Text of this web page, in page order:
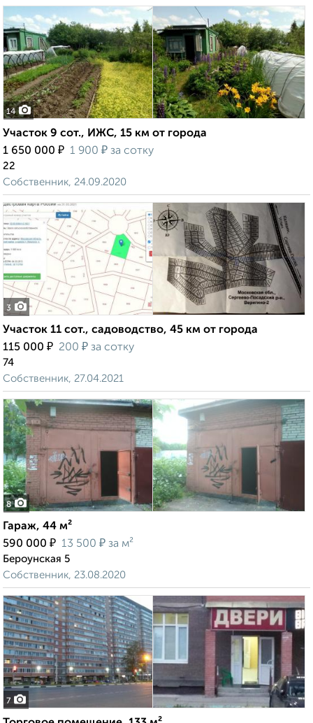
14
Участок 9 сот., ИЖС, 15 км от города
1 650 000 ₽ 1 900 ₽ за сотку
22
Собственник, 24.09.2020
3
Участок 11 сот., садоводство, 45 км от города
115 000 ₽ 200 ₽ за сотку
74
Собственник, 27.04.2021
8
Гараж, 44 м²
590 000 ₽ 13 500 ₽ за м²
Бероунская 5
Собственник, 23.08.2020
7